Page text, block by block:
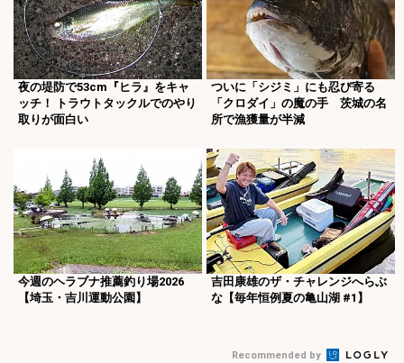
夜の堤防で53cm『ヒラ』をキャ
ッチ！ トラウトタックルでのやり
取りが面白い
ついに「シジミ」にも忍び寄る
「クロダイ」の魔の手 茨城の名
所で漁獲量が半減
今週のヘラブナ推薦釣り場2026
【埼玉・吉川運動公園】
吉田康雄のザ・チャレンジへらぶ
な【毎年恒例夏の亀山湖 #1】
Recommended by